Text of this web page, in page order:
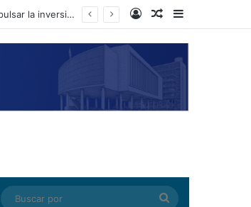
El presidente del CN y diputados sostienen encuentro con sectores productivos de La Ceiba para impulsar la inversión Log InRandom Article
Random Article
Buscar